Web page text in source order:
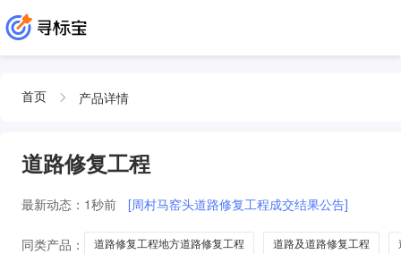
首页 产品详情
道路修复工程
最新动态： 1秒前 [周村马窑头道路修复工程成交结果公告]
同类产品： 道路修复工程地方道路修复工程 道路及道路修复工程